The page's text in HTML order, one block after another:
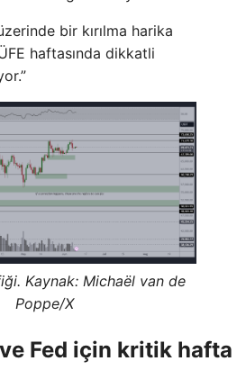
bir kırılma harika
haftasında dikkatli
Kaynak: Michaël van de
Poppe/X
ve Fed için kritik hafta